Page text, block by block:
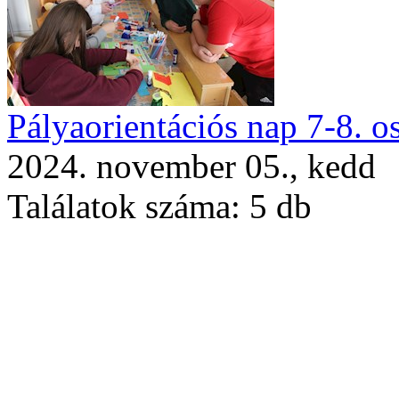
Pályaorientációs nap 7-8.
2024. november 05., kedd
Találatok száma: 5 db